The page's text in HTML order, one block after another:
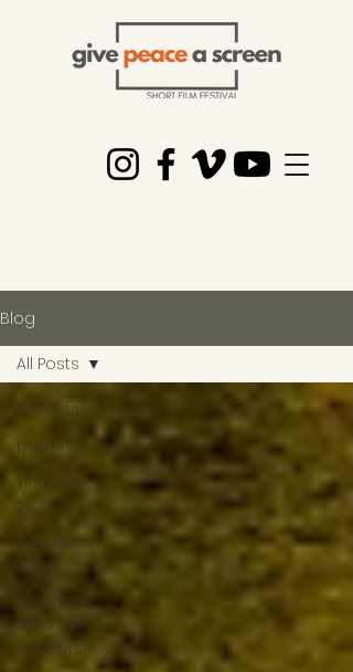
Blog
All Posts
premi
vincitori
2023
selezione
2024
selezione
2026 - in
concorso
All Posts